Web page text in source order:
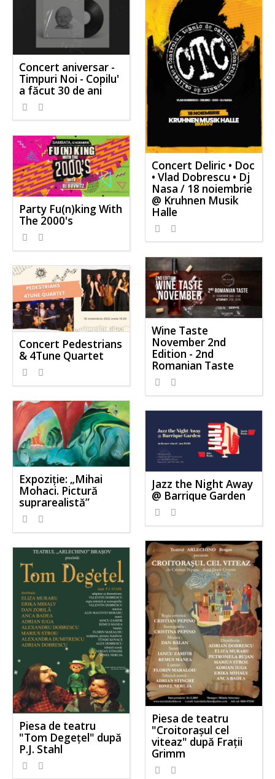
Concert aniversar -
Timpuri Noi - Copilu'
a făcut 30 de ani
Concert Deliric • Doc
• Vlad Dobrescu • Dj
Nasa / 18 noiembrie
@ Kruhnen Musik
Halle
Party Fu(n)king With
The 2000's
Wine Taste
November 2nd
Edition - 2nd
Romanian Taste
Concert Pedestrians
& 4Tune Quartet
Expoziție: „Mihai
Mohaci. Pictură
suprarealistă”
Jazz the Night Away
@ Barrique Garden
Piesa de teatru
"Croitorașul cel
viteaz" după Frații
Grimm
Piesa de teatru
"Tom Degețel" după
P.J. Stahl